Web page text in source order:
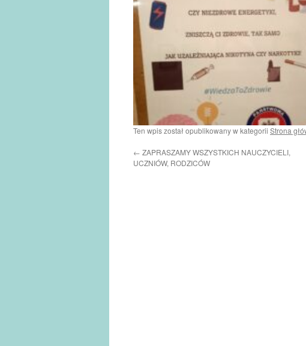
Ten wpis został opublikowany w kategorii Strona
← ZAPRASZAMY WSZYSTKICH NAUCZYCIELI,
UCZNIÓW, RODZICÓW